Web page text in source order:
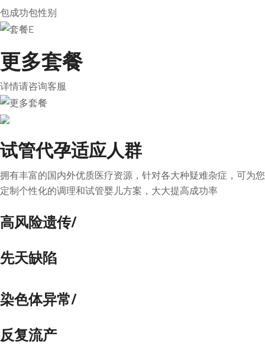
包成功包性别
更多套餐
详情请咨询客服
试管代孕适应人群
拥有丰富的国内外优质医疗资源，针对各大种疑难杂症，可为您
定制个性化的调理和试管婴儿方案，大大提高成功率
高风险遗传/
先天缺陷
染色体异常/
反复流产